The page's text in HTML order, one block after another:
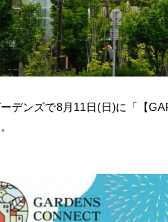
デンズで8月11日(日)に「【